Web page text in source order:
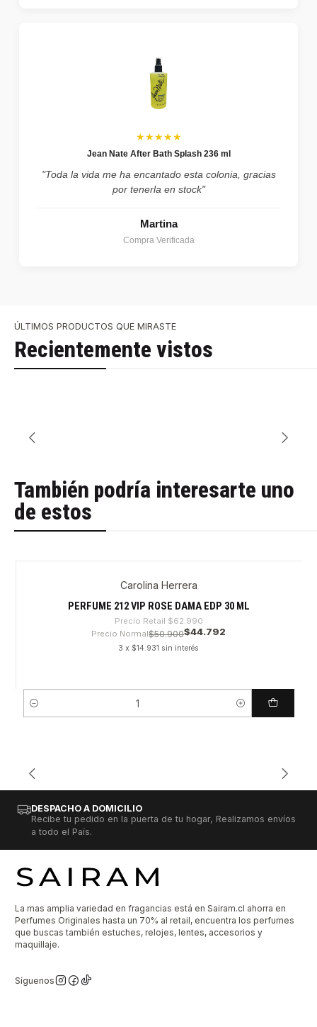
★★★★★
Jean Nate After Bath Splash 236 ml
"Toda la vida me ha encantado esta colonia, gracias
por tenerla en stock"
Martina
Compra Verificada
ÚLTIMOS PRODUCTOS QUE MIRASTE
Recientemente vistos
También podría interesarte uno
de estos
Carolina Herrera
PERFUME 212 VIP ROSE DAMA EDP 30 ML
Precio Retail $62.990
Precio Normal$50.900$44.792
3 x $14.931 sin interés
Cantidad
DESPACHO A DOMICILIO
Recibe tu pedido en la puerta de tu hogar, Realizamos envíos
a todo el País.
La mas amplia variedad en fragancias está en Sairam.cl ahorra en
Perfumes Originales hasta un 70% al retail, encuentra los perfumes
que buscas también estuches, relojes, lentes, accesorios y
maquillaje.
Síguenos